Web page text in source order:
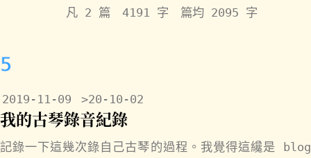
凡 2 篇 4191 字 篇均 2095 字
5
2019-11-09 >20-10-02
我的古琴錄音紀錄
記錄一下這幾次錄自己古琴的過程。我覺得這纔是 blog